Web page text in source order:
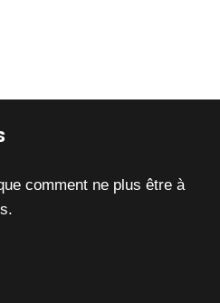
comment ne plus être à